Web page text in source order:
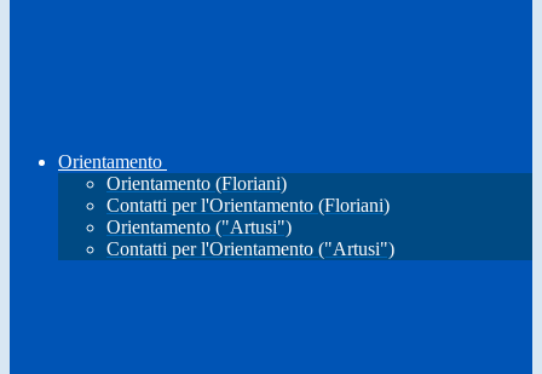
Orientamento
Orientamento (Floriani)
Contatti per l'Orientamento (Floriani)
Orientamento ("Artusi")
Contatti per l'Orientamento ("Artusi")